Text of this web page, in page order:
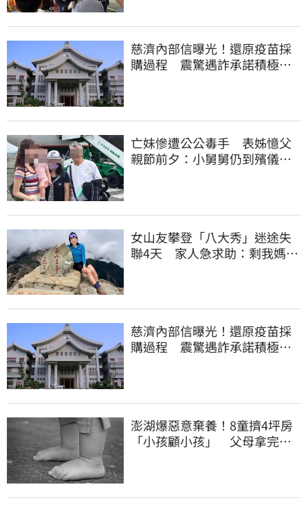
慈濟內部信曝光！還原疫苗採
購過程 震驚遇詐承諾積極追
亡妹慘遭公公毒手 表姊憶父
親節前夕：小舅舅仍到殯儀館
女山友攀登「八大秀」迷途失
聯4天 家人急求助：剩我媽還
慈濟內部信曝光！還原疫苗採
購過程 震驚遇詐承諾積極追
澎湖爆惡意棄養！8童擠4坪房
「小孩顧小孩」 父母拿完補